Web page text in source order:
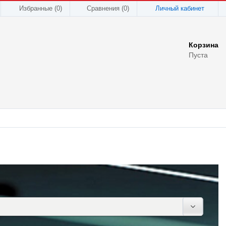
Избранные (0) Сравнения (0) Личный кабинет
Корзина
Пуста